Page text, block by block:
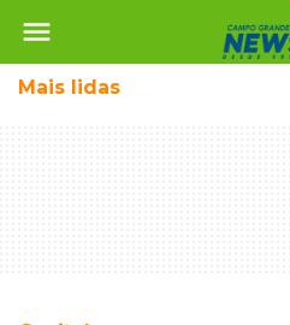
menu
Mais lidas